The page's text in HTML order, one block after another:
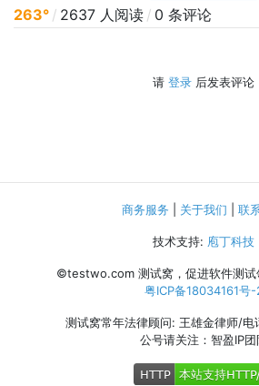
263° / 2637 人阅读 / 0 条评论
请 登录 后发表评论
商务服务 关于我们 联
技术支持: 庖丁科技
©testwo.com 测试窝，促进软件测试
粤ICP备18034161号-
测试窝常年法律顾问: 王雄金律师/电
公号请关注：智盈IP团